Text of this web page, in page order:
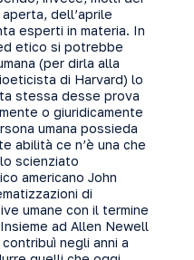
dell’aprile
esperti in materia. In
etico si potrebbe
(per dirla alla
di Harvard) lo
stessa desse prova
o giuridicamente
umana possieda
abilità ce n’è una che
scienziato
americano John
di
umane con il termine
ad Allen Newell
negli anni a